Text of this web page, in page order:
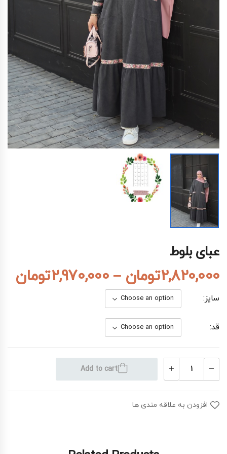
عبای بلوط
تومان2,820,000
– تومان2,970,000
سایز
قد
Add to cart
افزودن به علاقه مندی ها